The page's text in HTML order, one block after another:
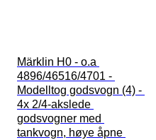
Märklin H0 - o.a
4896/46516/4701 -
Modelltog godsvogn (4) -
4x 2/4-akslede
godsvogner med
tankvogn, høye åpne